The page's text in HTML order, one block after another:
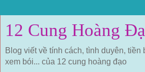
12 Cung Hoàng
Blog viết về tính cách, tình duyên, tiền
xem bói... của 12 cung hoàng đạo